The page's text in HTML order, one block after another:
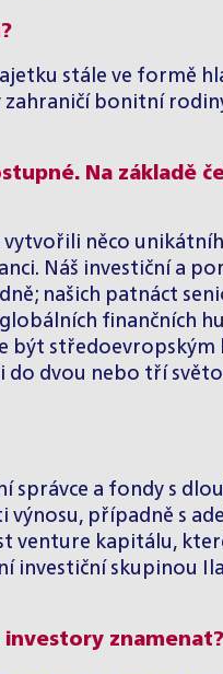
stále ve formě
bonitní
Na základě
vytvořili něco
Náš investiční a
našich patnáct
finančních
být
dvou nebo tří
správce a fondy s
případně s
venture kapitálu,
investiční skupinou
investory znamenat?